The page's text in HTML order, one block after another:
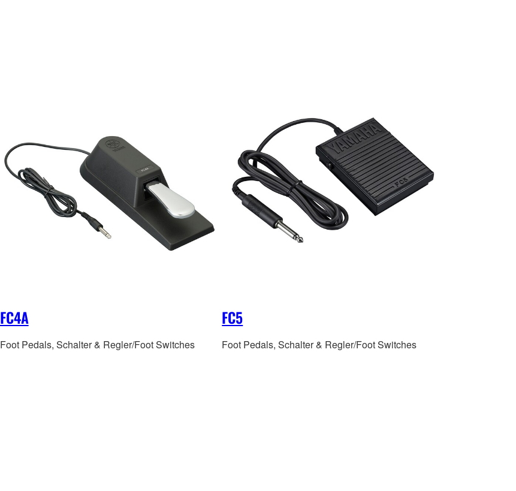
FC4A
Foot Pedals, Schalter & Regler/Foot Switches
FC5
Foot Pedals, Schalter & Regler/Foot Switches